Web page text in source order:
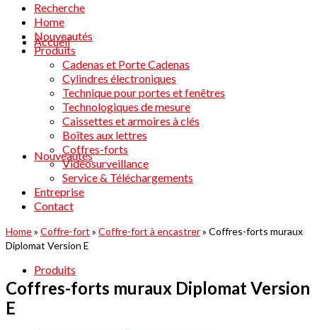
Accueil
Nouveautés
Produits
Recherche
Home
Nouveautés
Produits
Cadenas et Porte Cadenas
Cylindres électroniques
Technique pour portes et fenêtres
Technologiques de mesure
Caissettes et armoires à clés
Boîtes aux lettres
Coffres-forts
Vidéosurveillance
Service & Téléchargements
Entreprise
Contact
Home» Coffre-fort » Coffre-fort à encastrer» Coffres-forts muraux
Diplomat Version E
Coffres-forts muraux Diplomat Version
E